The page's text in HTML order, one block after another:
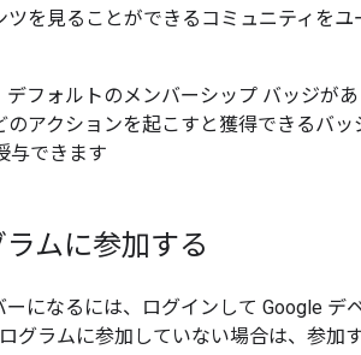
ツを見ることができるコミュニティを
デフォルトのメンバーシップ バッジが
のアクションを起こすと獲得できるバ
与できます
ラムに参加する
ーになるには、ログインして Google
グラムに参加していない場合は、参加